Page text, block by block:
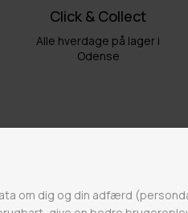
Click & Collect
Alle hverdage på lager i
Odense